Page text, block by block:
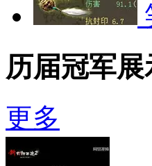
历届冠军展
更多